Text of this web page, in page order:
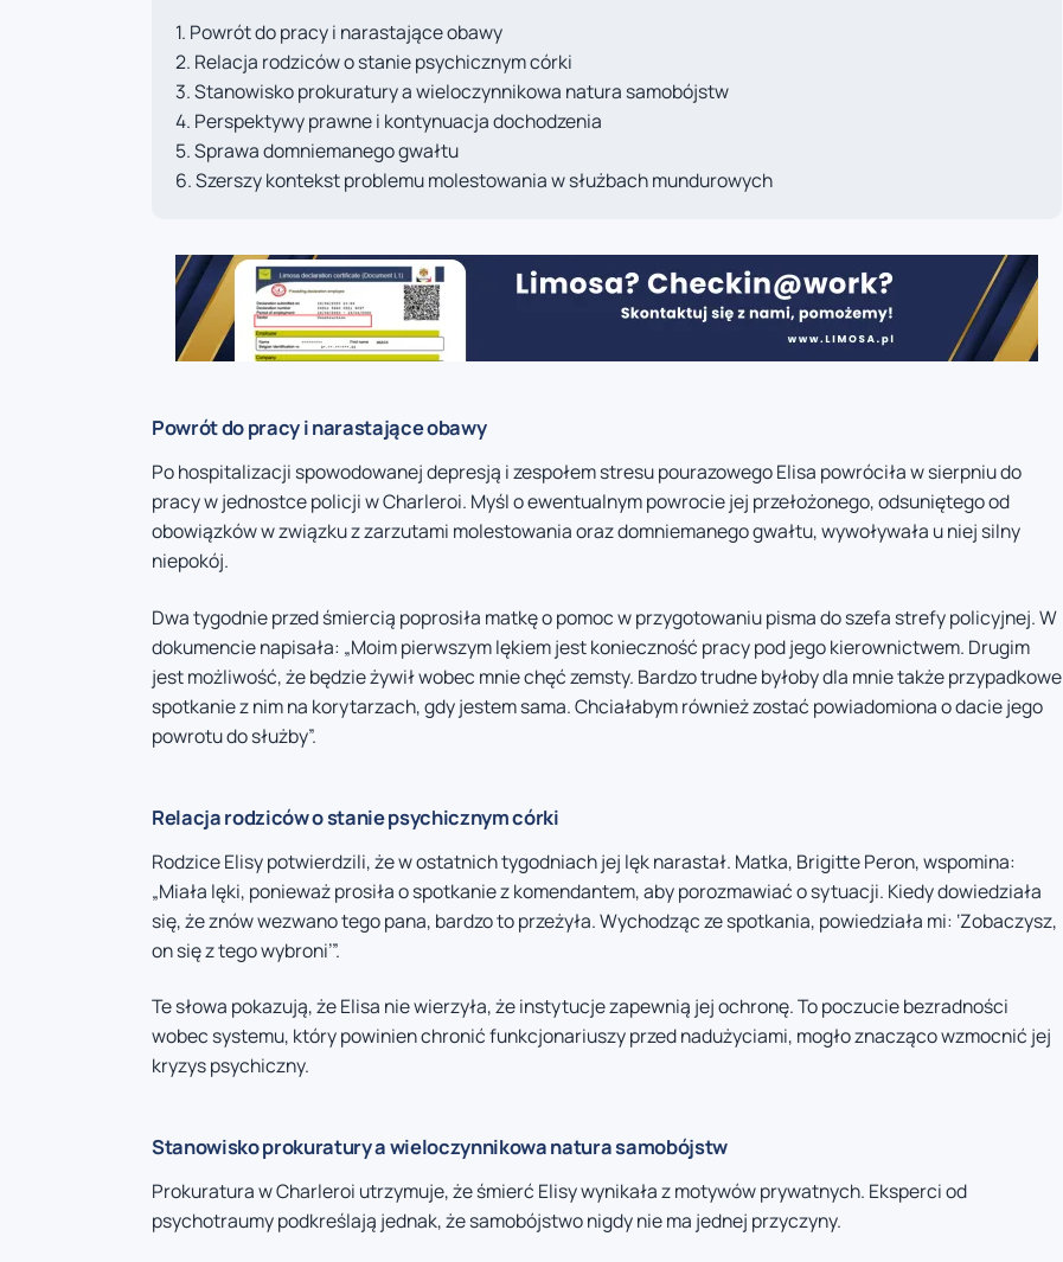
Powrót do pracy i narastające obawy
Relacja rodziców o stanie psychicznym córki
Stanowisko prokuratury a wieloczynnikowa natura samobójstw
Perspektywy prawne i kontynuacja dochodzenia
Sprawa domniemanego gwałtu
Szerszy kontekst problemu molestowania w służbach mundurowych
Powrót do pracy i narastające obawy
Po hospitalizacji spowodowanej depresją i zespołem stresu pourazowego Elisa powróciła w sierpniu do
pracy w jednostce policji w Charleroi. Myśl o ewentualnym powrocie jej przełożonego, odsuniętego od
obowiązków w związku z zarzutami molestowania oraz domniemanego gwałtu, wywoływała u niej silny
niepokój.
Dwa tygodnie przed śmiercią poprosiła matkę o pomoc w przygotowaniu pisma do szefa strefy policyjnej. W
dokumencie napisała: „Moim pierwszym lękiem jest konieczność pracy pod jego kierownictwem. Drugim
jest możliwość, że będzie żywił wobec mnie chęć zemsty. Bardzo trudne byłoby dla mnie także przypadkowe
spotkanie z nim na korytarzach, gdy jestem sama. Chciałabym również zostać powiadomiona o dacie jego
powrotu do służby”.
Relacja rodziców o stanie psychicznym córki
Rodzice Elisy potwierdzili, że w ostatnich tygodniach jej lęk narastał. Matka, Brigitte Peron, wspomina:
„Miała lęki, ponieważ prosiła o spotkanie z komendantem, aby porozmawiać o sytuacji. Kiedy dowiedziała
się, że znów wezwano tego pana, bardzo to przeżyła. Wychodząc ze spotkania, powiedziała mi: ‘Zobaczysz,
on się z tego wybroni’”.
Te słowa pokazują, że Elisa nie wierzyła, że instytucje zapewnią jej ochronę. To poczucie bezradności
wobec systemu, który powinien chronić funkcjonariuszy przed nadużyciami, mogło znacząco wzmocnić jej
kryzys psychiczny.
Stanowisko prokuratury a wieloczynnikowa natura samobójstw
Prokuratura w Charleroi utrzymuje, że śmierć Elisy wynikała z motywów prywatnych. Eksperci od
psychotraumy podkreślają jednak, że samobójstwo nigdy nie ma jednej przyczyny.